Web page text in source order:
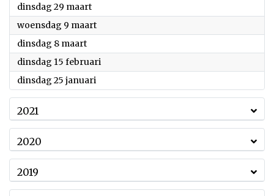
dinsdag 29 maart2022
woensdag 9 maart2022
dinsdag 8 maart2022
dinsdag 15 februari
dinsdag 25 januari
2021
2020
2019